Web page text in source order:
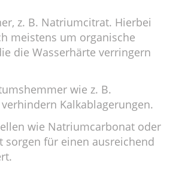
z. B. Natriumcitrat. Hierbei
meistens um organische
die Wasserhärte verringern
wie z. B.
Kalkablagerungen.
wie Natriumcarbonat oder
sorgen für einen ausreichend